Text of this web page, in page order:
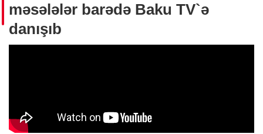
məsələlər barədə Baku TV`ə
danışıb